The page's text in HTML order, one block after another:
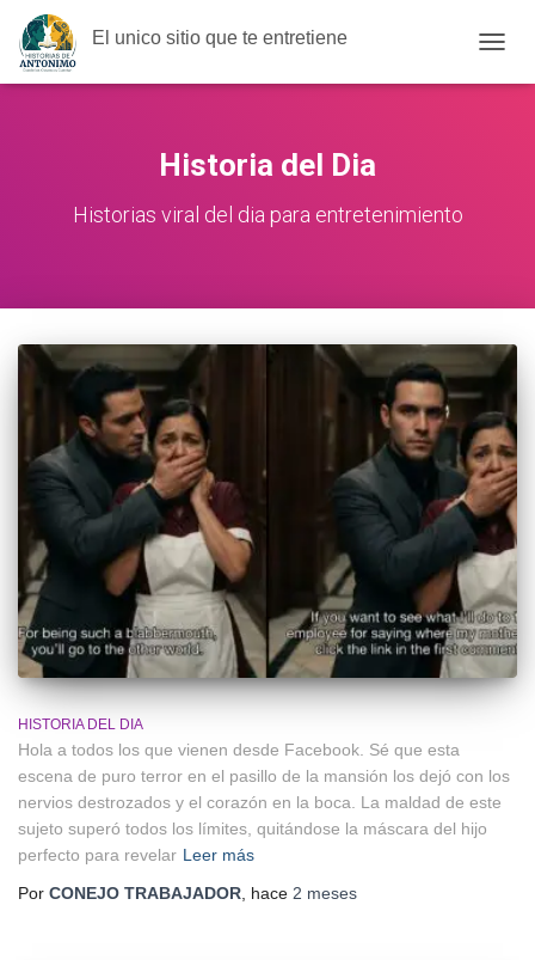
El unico sitio que te entretiene
MODO
Historia del Dia
Historias viral del dia para entretenimiento
HISTORIA DEL DIA
Hola a todos los que vienen desde Facebook. Sé que esta
escena de puro terror en el pasillo de la mansión los dejó con los
nervios destrozados y el corazón en la boca. La maldad de este
sujeto superó todos los límites, quitándose la máscara del hijo
perfecto para revelar Leer más
Por CONEJO TRABAJADOR , hace 2 meses